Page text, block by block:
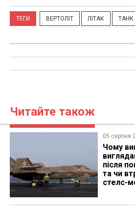
ТЕГИ ВЕРТОЛІТ ЛІТАК ТАНК
Читайте також
05 серпня
Чому
після
та чи
стелс-